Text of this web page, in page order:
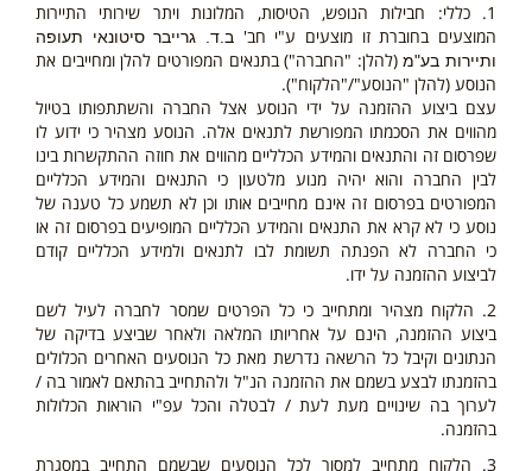
1. כללי: חבילות הנופש, הטיסות, המלונות ויתר שירותי התיירות
המוצעים בחוברת זו מוצעים ע"י חב' ב.ד. גרייבר סיטונאי תעופה
ותיירות בע"מ(להלן: "החברה") בתנאים המפורטים להלן ומחייבים את
הנוסע (להלן "הנוסע"/"הלקוח").
עצם ביצוע ההזמנה על ידי הנוסע אצל החברה והשתתפותו בטיול
מהווים את הסכמתו המפורשת לתנאים אלה. הנוסע מצהיר כי ידוע לו
שפרסום זה והתנאים והמידע הכלליים מהווים את חוזה ההתקשרות בינו
לבין החברה והוא יהיה מנוע מלטעון כי התנאים והמידע הכלליים
המפורטים בפרסום זה אינם מחייבים אותו וכן לא תשמע כל טענה של
נוסע כי לא קרא את התנאים והמידע הכלליים המופיעים בפרסום זה או
כי החברה לא הפנתה תשומת לבו לתנאים ולמידע הכלליים קודם
לביצוע ההזמנה על ידו.
2. הלקוח מצהיר ומתחייב כי כל הפרטים שמסר לחברה לעיל לשם
ביצוע ההזמנה, הינם על אחריותו המלאה ולאחר שביצע בדיקה של
הנתונים וקיבל כל הרשאה נדרשת מאת כל הנוסעים האחרים הכלולים
בהזמנתו לבצע בשמם את ההזמנה הנ"ל ולהתחייב בהתאם לאמור בה /
לערוך בה שינויים מעת לעת / לבטלה והכל עפ"י הוראות הכלולות
בהזמנה.
3. הלקוח מתחייב למסור לכל הנוסעים שבשמם התחייב במסגרת